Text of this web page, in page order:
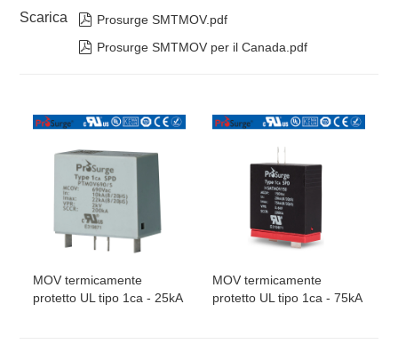
Scarica  Prosurge SMTMOV.pdf
 Prosurge SMTMOV per il Canada.pdf
MOV termicamente
protetto UL tipo 1ca - 25kA
MOV termicamente
protetto UL tipo 1ca - 75kA